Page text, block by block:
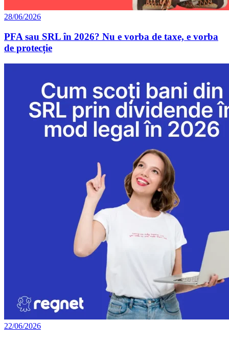
28/06/2026
PFA sau SRL în 2026? Nu e vorba de taxe, e vorba
de protecție
22/06/2026